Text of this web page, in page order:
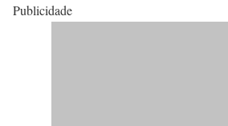
Publicidade